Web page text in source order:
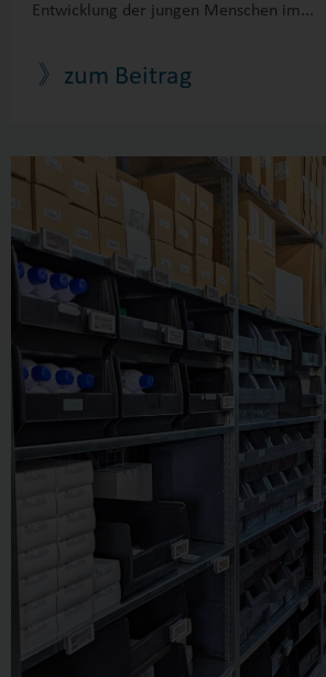
Entwicklung der jungen Menschen im...
》zum Beitrag